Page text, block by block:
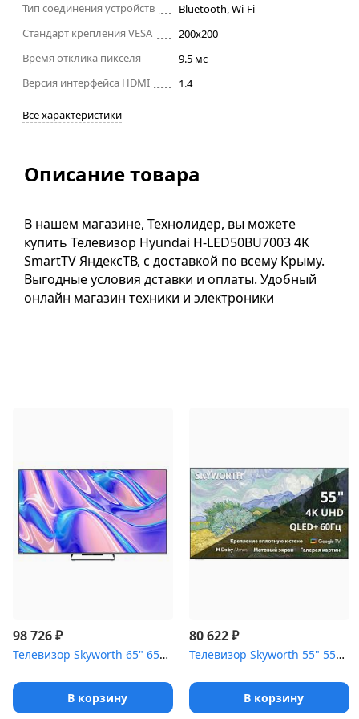
Тип соединения устройств
Bluetooth, Wi-Fi
Стандарт крепления VESA
200x200
Время отклика пикселя
9.5 мс
Версия интерфейса HDMI
1.4
Все характеристики
Описание товара
В нашем магазине, Технолидер, вы можете
купить Телевизор Hyundai H-LED50BU7003 4K
SmartTV ЯндексТВ, с доставкой по всему Крыму.
Выгодные условия дставки и оплаты. Удобный
онлайн магазин техники и электроники
98 726₽
Телевизор Skyworth 65" 65Q77G черный/серебристый
В корзину
80 622₽
Телевизор Skyworth 55" 55LN70G Frame+ белый/черный
В корзину